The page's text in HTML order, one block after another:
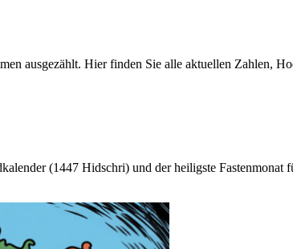
ausgezählt. Hier finden Sie alle aktuellen Zahlen,
(1447 Hidschri) und der heiligste